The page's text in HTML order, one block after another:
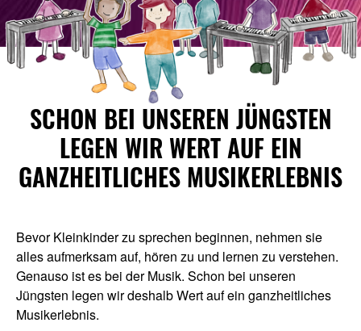
dataprotection@contact.europe.yamaha.com
3.2 Rechte bei der Datenverarbeitung nach dem berechtigten
Illustration von musizierenden Kindern
SCHON BEI UNSEREN JÜNGSTEN
LEGEN WIR WERT AUF EIN
GANZHEITLICHES MUSIKERLEBNIS
Bevor Kleinkinder zu sprechen beginnen, nehmen sie
alles aufmerksam auf, hören zu und lernen zu verstehen.
Genauso ist es bei der Musik. Schon bei unseren
Jüngsten legen wir deshalb Wert auf ein ganzheitliches
Musikerlebnis.
dataprotection@contact.europe.yamaha.com
3.2 Rechte bei der Datenverarbeitung nach dem berechtigten